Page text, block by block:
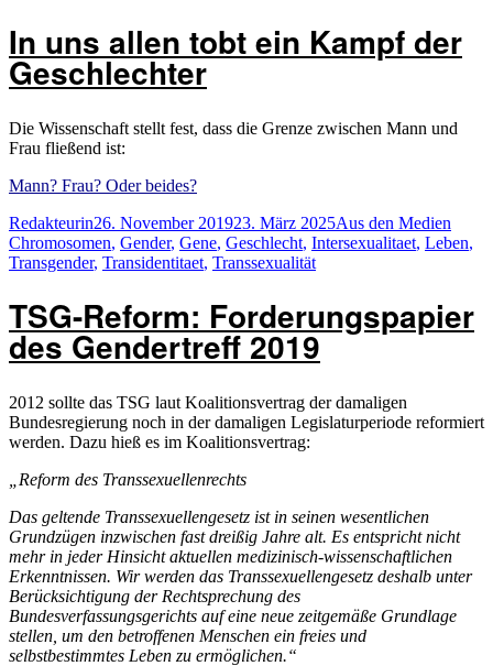
In uns allen tobt ein Kampf der
Geschlechter
Die Wissenschaft stellt fest, dass die Grenze zwischen Mann und
Frau fließend ist:
Mann? Frau? Oder beides?
Autor
RedakteurinVeröffentlicht
am
26. November 201923. März 2025Kategorien
Aus den Medien
Chromosomen, Gender, Gene, Geschlecht, Intersexualitaet, Leben,
Transgender, Transidentitaet, Transsexualität
TSG-Reform: Forderungspapier
des Gendertreff 2019
2012 sollte das TSG laut Koalitionsvertrag der damaligen
Bundesregierung noch in der damaligen Legislaturperiode reformiert
werden. Dazu hieß es im Koalitionsvertrag:
„Reform des Transsexuellenrechts
Das geltende Transsexuellengesetz ist in seinen wesentlichen
Grundzügen inzwischen fast dreißig Jahre alt. Es entspricht nicht
mehr in jeder Hinsicht aktuellen medizinisch-wissenschaftlichen
Erkenntnissen. Wir werden das Transsexuellengesetz deshalb unter
Berücksichtigung der Rechtsprechung des
Bundesverfassungsgerichts auf eine neue zeitgemäße Grundlage
stellen, um den betroffenen Menschen ein freies und
selbstbestimmtes Leben zu ermöglichen.“